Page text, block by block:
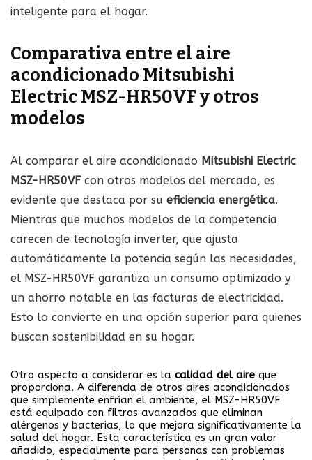
inteligente para el hogar.
Comparativa entre el aire
acondicionado Mitsubishi
Electric MSZ-HR50VF y otros
modelos
Al comparar el aire acondicionado Mitsubishi Electric
MSZ-HR50VF con otros modelos del mercado, es
evidente que destaca por su eficiencia energética.
Mientras que muchos modelos de la competencia
carecen de tecnología inverter, que ajusta
automáticamente la potencia según las necesidades,
el MSZ-HR50VF garantiza un consumo optimizado y
un ahorro notable en las facturas de electricidad.
Esto lo convierte en una opción superior para quienes
buscan sostenibilidad en su hogar.
Otro aspecto a considerar es la calidad del aire que
proporciona. A diferencia de otros aires acondicionados
que simplemente enfrían el ambiente, el MSZ-HR50VF
está equipado con filtros avanzados que eliminan
alérgenos y bacterias, lo que mejora significativamente la
salud del hogar. Esta característica es un gran valor
añadido, especialmente para personas con problemas